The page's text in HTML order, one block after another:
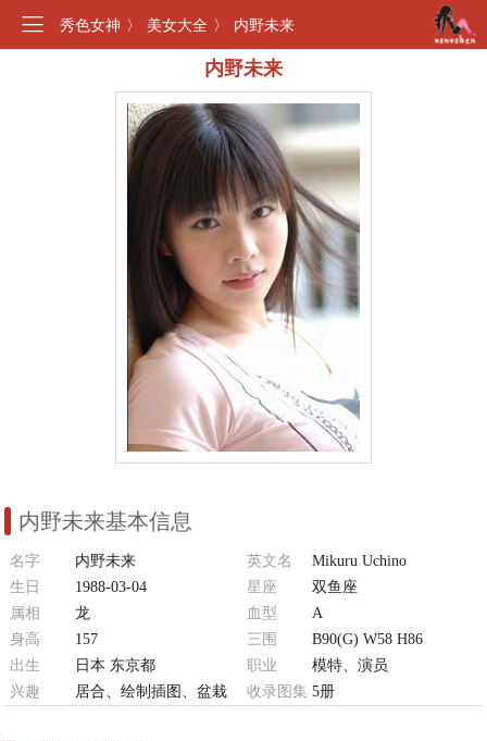
秀色女神 〉 美女大全 〉 内野未来
内野未来
内野未来基本信息
名字 内野未来 英文名
Mikuru Uchino
生日
1988-03-04 星座
双鱼座
属相
龙 血型
A
身高
157 三围
B90(G) W58 H86
出生
日本 东京都 职业
模特、演员
兴趣
居合、绘制插图、盆栽 收录图集 5册